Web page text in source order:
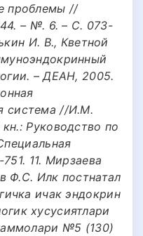
проблемы //
– №. 6. – С. 073-
И. В., Кветной
– ДЕАН, 2005.
система //И.М.
Руководство по
11. Мирзаева
Ф.С. Илк постнатал
ичак эндокрин
хусусиятлари
№5 (130)